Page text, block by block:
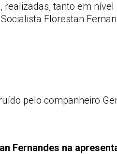
tanto em
Florestan
pelo companheiro
Fernandes na